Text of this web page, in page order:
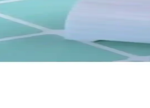
kolaylığı sunar, farklı tüplerle
ve Ekonomik Pratik Çözüm
ve kontrol sağlayan ergonomik